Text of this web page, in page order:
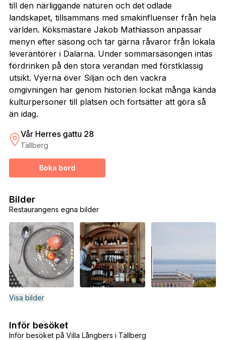
till den närliggande naturen och det odlade
landskapet, tillsammans med smakinfluenser från hela
världen. Köksmästare Jakob Mathiasson anpassar
menyn efter säsong och tar gärna råvaror från lokala
leverantörer i Dalarna. Under sommarsäsongen intas
fördrinken på den stora verandan med förstklassig
utsikt. Vyerna över Siljan och den vackra
omgivningen har genom historien lockat många kända
kulturpersoner till platsen och fortsätter att göra så
än idag.
Vår Herres gattu 28
Tällberg
Boka bord
Restaurangens egna bilder
Bilder
Visa bilder
Inför besöket på Villa Långbers i Tällberg
Inför besöket